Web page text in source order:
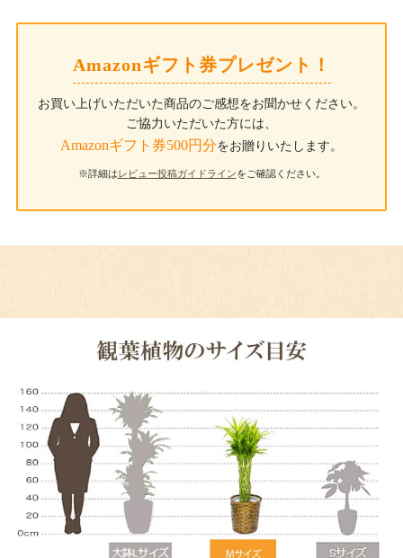
Amazonギフト券プレゼント！
お買い上げいただいた商品のご感想をお聞かせください。
ご協力いただいた方には、
Amazonギフト券500円分をお贈りいたします。
※詳細はレビュー投稿ガイドラインをご確認ください。